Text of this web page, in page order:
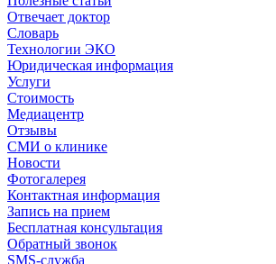
Отвечает доктор
Словарь
Технологии ЭКО
Юридическая информация
Услуги
Стоимость
Медиацентр
Отзывы
СМИ о клинике
Новости
Фотогалерея
Контактная информация
Запись на прием
Бесплатная консультация
Обратный звонок
SMS-служба